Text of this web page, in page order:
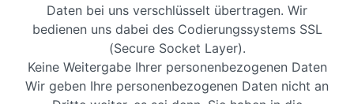
Daten bei uns verschlüsselt übertragen. Wir
bedienen uns dabei des Codierungssystems SSL
(Secure Socket Layer).
Keine Weitergabe Ihrer personenbezogenen Daten
Wir geben Ihre personenbezogenen Daten nicht an